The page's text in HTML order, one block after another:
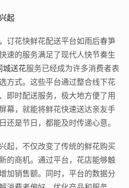
起
订花快鲜花配送平台如雨后春笋
速的服务满足了现代人快节奏生
城送花服务已经成为许多消费者表
方式。这些平台通过整合线下花
即时配送服务，极大地方便了用
幕，就能将鲜花快速送达亲友手
还是节日，都能及时传递心意。
起，不仅改变了传统的鲜花购买
的商机。通过平台，花店能够触
加销售额。同时，平台的数据分